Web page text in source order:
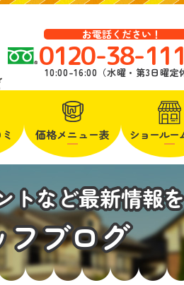
お電話ください！
0120-38-
10:00-16:00（水曜・第3日曜定
価格メニュー表 ショールー
など最新情報
フブログ